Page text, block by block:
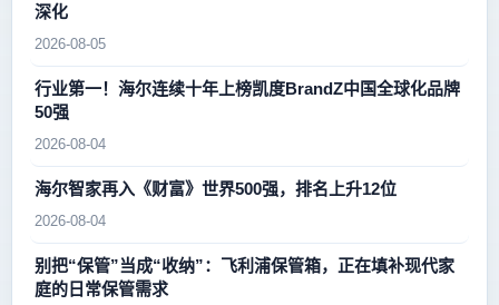
深化
2026-08-05
行业第一！海尔连续十年上榜凯度BrandZ中国全球化品牌
50强
2026-08-04
海尔智家再入《财富》世界500强，排名上升12位
2026-08-04
别把“保管”当成“收纳”：飞利浦保管箱，正在填补现代家
庭的日常保管需求